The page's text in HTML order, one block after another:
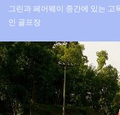
그린과 페어웨이 중간에 있는 고
인 골프장